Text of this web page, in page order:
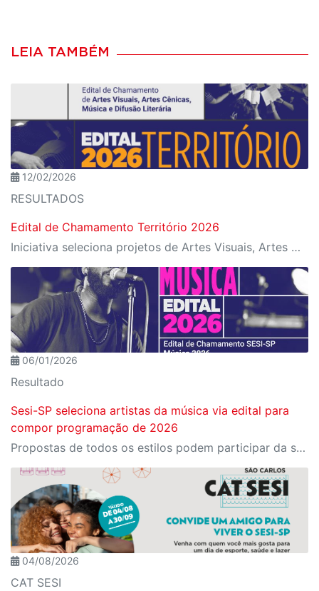
LEIA TAMBÉM
12/02/2026
RESULTADOS
Edital de Chamamento Território 2026
Iniciativa seleciona projetos de Artes Visuais, Artes Cênicas, Música e Difusão Literária para ocupação dos espaços culturais da instituição em diferentes regiões de São Paulo
06/01/2026
Resultado
Sesi-SP seleciona artistas da música via edital para
compor programação de 2026
Propostas de todos os estilos podem participar da seleção que formará a programação musical do SESI-SP em 2026 por todo o Estado
04/08/2026
CAT SESI